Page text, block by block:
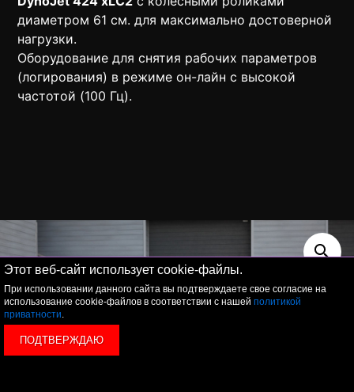
Этот веб-сайт использует cookie-файлы.
При использовании данного сайта вы подтверждаете свое согласие на
использование cookie-файлов в соответствии с нашей политикой
приватности.
ПОДТВЕРЖДАЮ
диаметром 61 см. для максимально достоверной
нагрузки.
Оборудование для снятия рабочих параметров
(логирования) в режиме он-лайн с высокой
частотой (100 Гц).